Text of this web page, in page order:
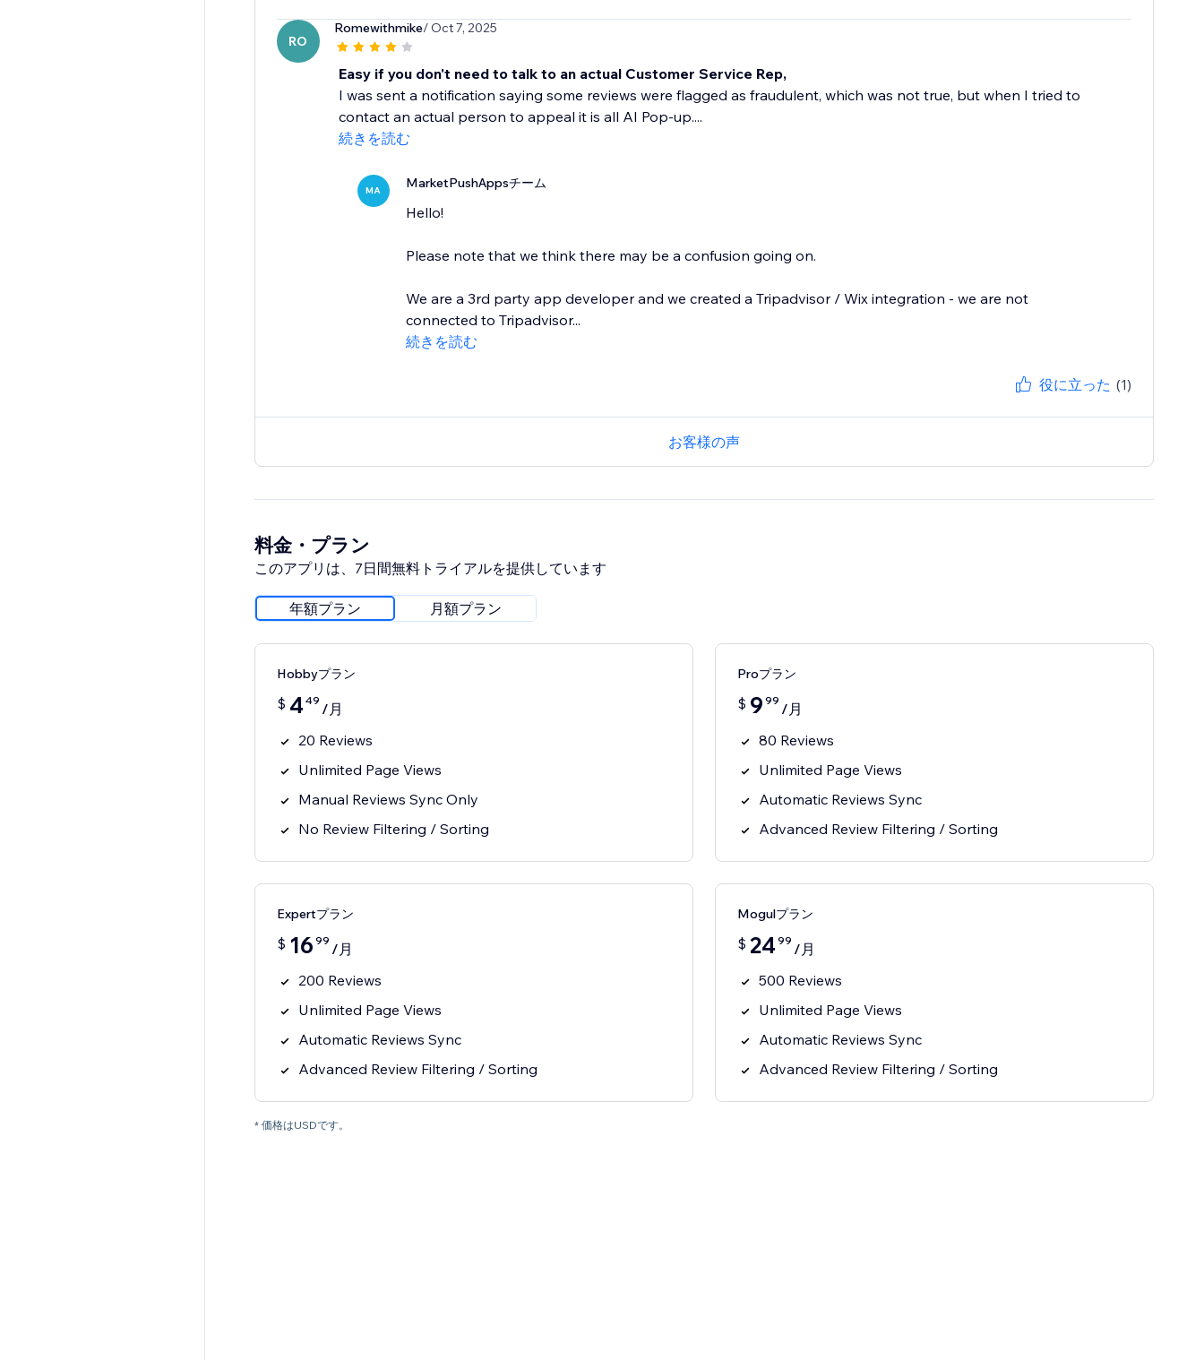
RO
Romewithmike/ Oct 7, 2025
Easy if you don't need to talk to an actual Customer Service Rep,
I was sent a notification saying some reviews were flagged as fraudulent, which was not true, but when I tried to
contact an actual person to appeal it is all AI Pop-up....
続きを読む
MA MarketPushAppsチーム
Hello!
Please note that we think there may be a confusion going on.
We are a 3rd party app developer and we created a Tripadvisor / Wix integration - we are not
connected to Tripadvisor...
続きを読む
役に立った (1)
お客様の声
料金・プラン
このアプリは、7日間無料トライアルを提供しています
年額プラン 月額プラン
Hobbyプラン
$ 4 49 /月
20 Reviews
Unlimited Page Views
Manual Reviews Sync Only
No Review Filtering / Sorting
Proプラン
$ 9 99 /月
80 Reviews
Unlimited Page Views
Automatic Reviews Sync
Advanced Review Filtering / Sorting
Expertプラン
$ 16 99 /月
200 Reviews
Unlimited Page Views
Automatic Reviews Sync
Advanced Review Filtering / Sorting
Mogulプラン
$ 24 99 /月
500 Reviews
Unlimited Page Views
Automatic Reviews Sync
Advanced Review Filtering / Sorting
* 価格はUSDです。